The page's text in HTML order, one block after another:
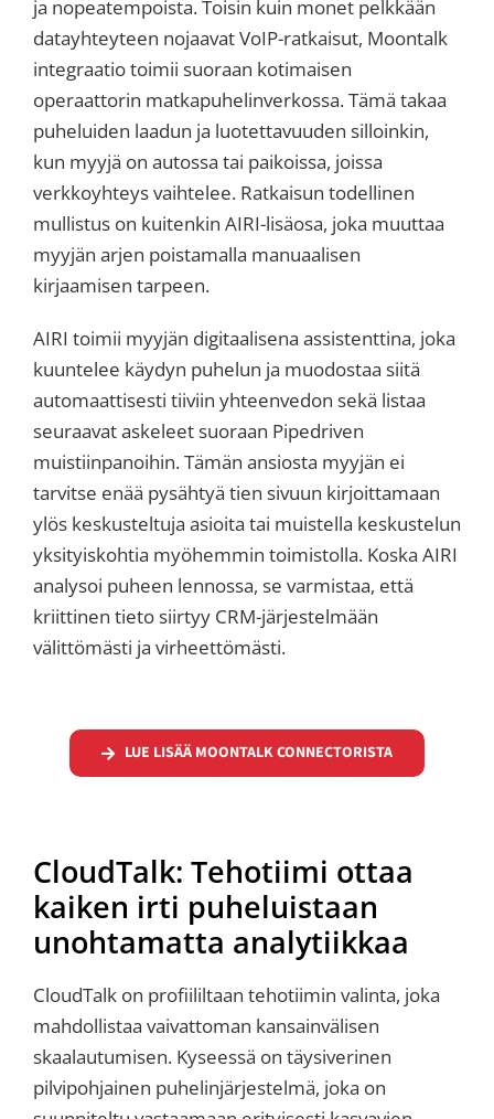
ja nopeatempoista. Toisin kuin monet pelkkään
datayhteyteen nojaavat VoIP-ratkaisut, Moontalk
integraatio toimii suoraan kotimaisen
operaattorin matkapuhelinverkossa. Tämä takaa
puheluiden laadun ja luotettavuuden silloinkin,
kun myyjä on autossa tai paikoissa, joissa
verkkoyhteys vaihtelee. Ratkaisun todellinen
mullistus on kuitenkin AIRI-lisäosa, joka muuttaa
myyjän arjen poistamalla manuaalisen
kirjaamisen tarpeen.
AIRI toimii myyjän digitaalisena assistenttina, joka
kuuntelee käydyn puhelun ja muodostaa siitä
automaattisesti tiiviin yhteenvedon sekä listaa
seuraavat askeleet suoraan Pipedriven
muistiinpanoihin. Tämän ansiosta myyjän ei
tarvitse enää pysähtyä tien sivuun kirjoittamaan
ylös keskusteltuja asioita tai muistella keskustelun
yksityiskohtia myöhemmin toimistolla. Koska AIRI
analysoi puheen lennossa, se varmistaa, että
kriittinen tieto siirtyy CRM-järjestelmään
välittömästi ja virheettömästi.
LUE LISÄÄ MOONTALK CONNECTORISTA
CloudTalk: Tehotiimi ottaa
kaiken irti puheluistaan
unohtamatta analytiikkaa
CloudTalk on profiililtaan tehotiimin valinta, joka
mahdollistaa vaivattoman kansainvälisen
skaalautumisen. Kyseessä on täysiverinen
pilvipohjainen puhelinjärjestelmä, joka on